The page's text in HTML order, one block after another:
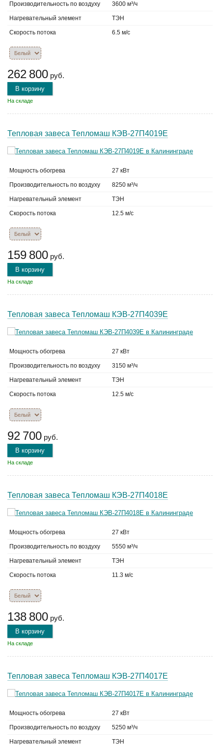
Производительность по воздуху 3600 м³/ч
Нагревательный элемент ТЭН
Скорость потока 6.5 м/с
262 800 руб.
В корзину
На складе
Тепловая завеса Тепломаш КЭВ-27П4019Е
Мощность обогрева 27 кВт
Производительность по воздуху 8250 м³/ч
Нагревательный элемент ТЭН
Скорость потока 12.5 м/с
159 800 руб.
В корзину
На складе
Тепловая завеса Тепломаш КЭВ-27П4039Е
Мощность обогрева 27 кВт
Производительность по воздуху 3150 м³/ч
Нагревательный элемент ТЭН
Скорость потока 12.5 м/с
92 700 руб.
В корзину
На складе
Тепловая завеса Тепломаш КЭВ-27П4018Е
Мощность обогрева 27 кВт
Производительность по воздуху 5550 м³/ч
Нагревательный элемент ТЭН
Скорость потока 11.3 м/с
138 800 руб.
В корзину
На складе
Тепловая завеса Тепломаш КЭВ-27П4017Е
Мощность обогрева 27 кВт
Производительность по воздуху 5250 м³/ч
Нагревательный элемент ТЭН